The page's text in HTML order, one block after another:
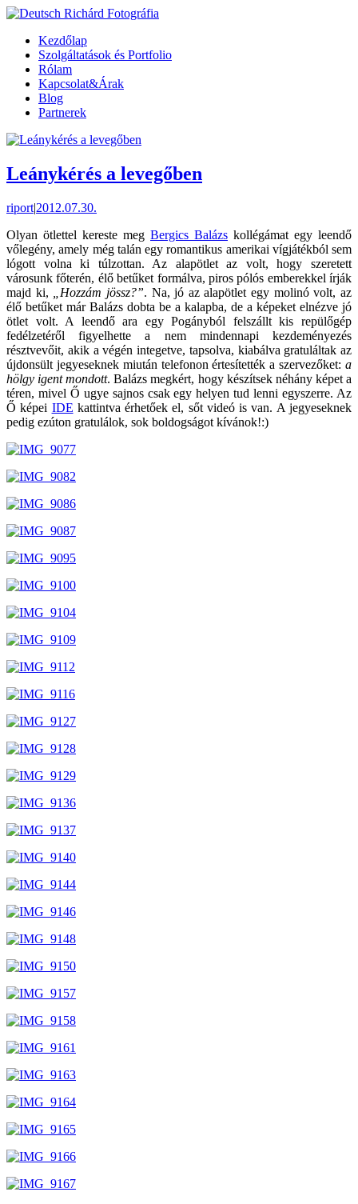
Kezdőlap
Szolgáltatások és Portfolio
Rólam
Kapcsolat&Árak
Blog
Partnerek
Leánykérés a levegőben
riport|2012.07.30.
Olyan ötlettel kereste meg Bergics Balázs kollégámat egy leendő
vőlegény, amely még talán egy romantikus amerikai vígjátékból sem
lógott volna ki túlzottan. Az alapötlet az volt, hogy szeretett
városunk főterén, élő betűket formálva, piros pólós emberekkel írják
majd ki,
„Hozzám jössz?”. Na, jó az alapötlet egy molinó volt, az
élő betűket már Balázs dobta be a kalapba, de a képeket elnézve jó
ötlet volt. A leendő ara egy Pogányból felszállt kis repülőgép
fedélzetéről figyelhette a nem mindennapi kezdeményezés
résztvevőit, akik a végén integetve, tapsolva, kiabálva gratuláltak az
újdonsült jegyeseknek miután telefonon értesítették a szervezőket: a
hölgy igent mondott. Balázs megkért, hogy készítsek néhány képet a
téren, mivel Ő ugye sajnos csak egy helyen tud lenni egyszerre. Az
Ő képei IDE kattintva érhetőek el, sőt videó is van. A jegyeseknek
pedig ezúton gratulálok, sok boldogságot kívánok!:)